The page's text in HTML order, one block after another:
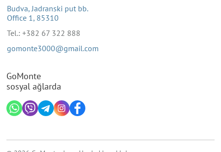
Budva, Jadranski put bb.
Office 1, 85310
Tel.: +382 67 322 888
gomonte3000@gmail.com
GoMonte
sosyal ağlarda